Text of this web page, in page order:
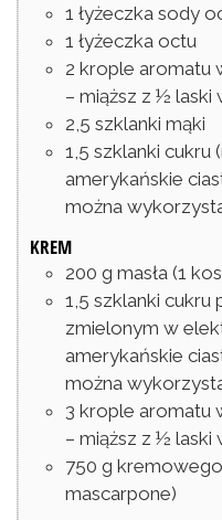
1 łyżeczka sody
1 łyżeczka octu
2 krople aromatu
– miąższ z ½ laski
2,5 szklanki mąki
1,5 szklanki cukru
amerykańskie
można
KREM
200 g masła (1
1,5 szklanki cukru
zmielonym w
amerykańskie
można
3 krople aromatu
– miąższ z ½ laski
750 g
mascarpone)